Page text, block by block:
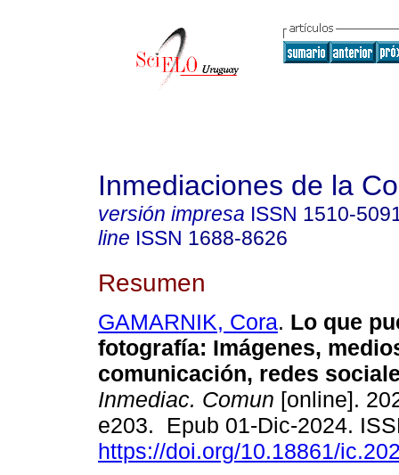
Inmediaciones de la
versión impresa ISSN 1510-
line ISSN 1688-8626
Resumen
GAMARNIK, Cora. Lo que
fotografía: Imágenes,
comunicación, redes
Inmediac. Comun [online].
e203. Epub 01-Dic-2024.
https://doi.org/10.18861/